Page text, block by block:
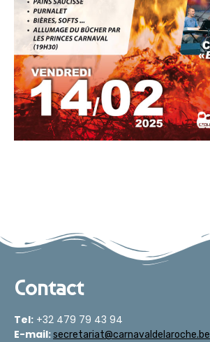
Contact
Tel: +32 479 79 43 94
E-mail:secretariat@carnavaldelaroche.be